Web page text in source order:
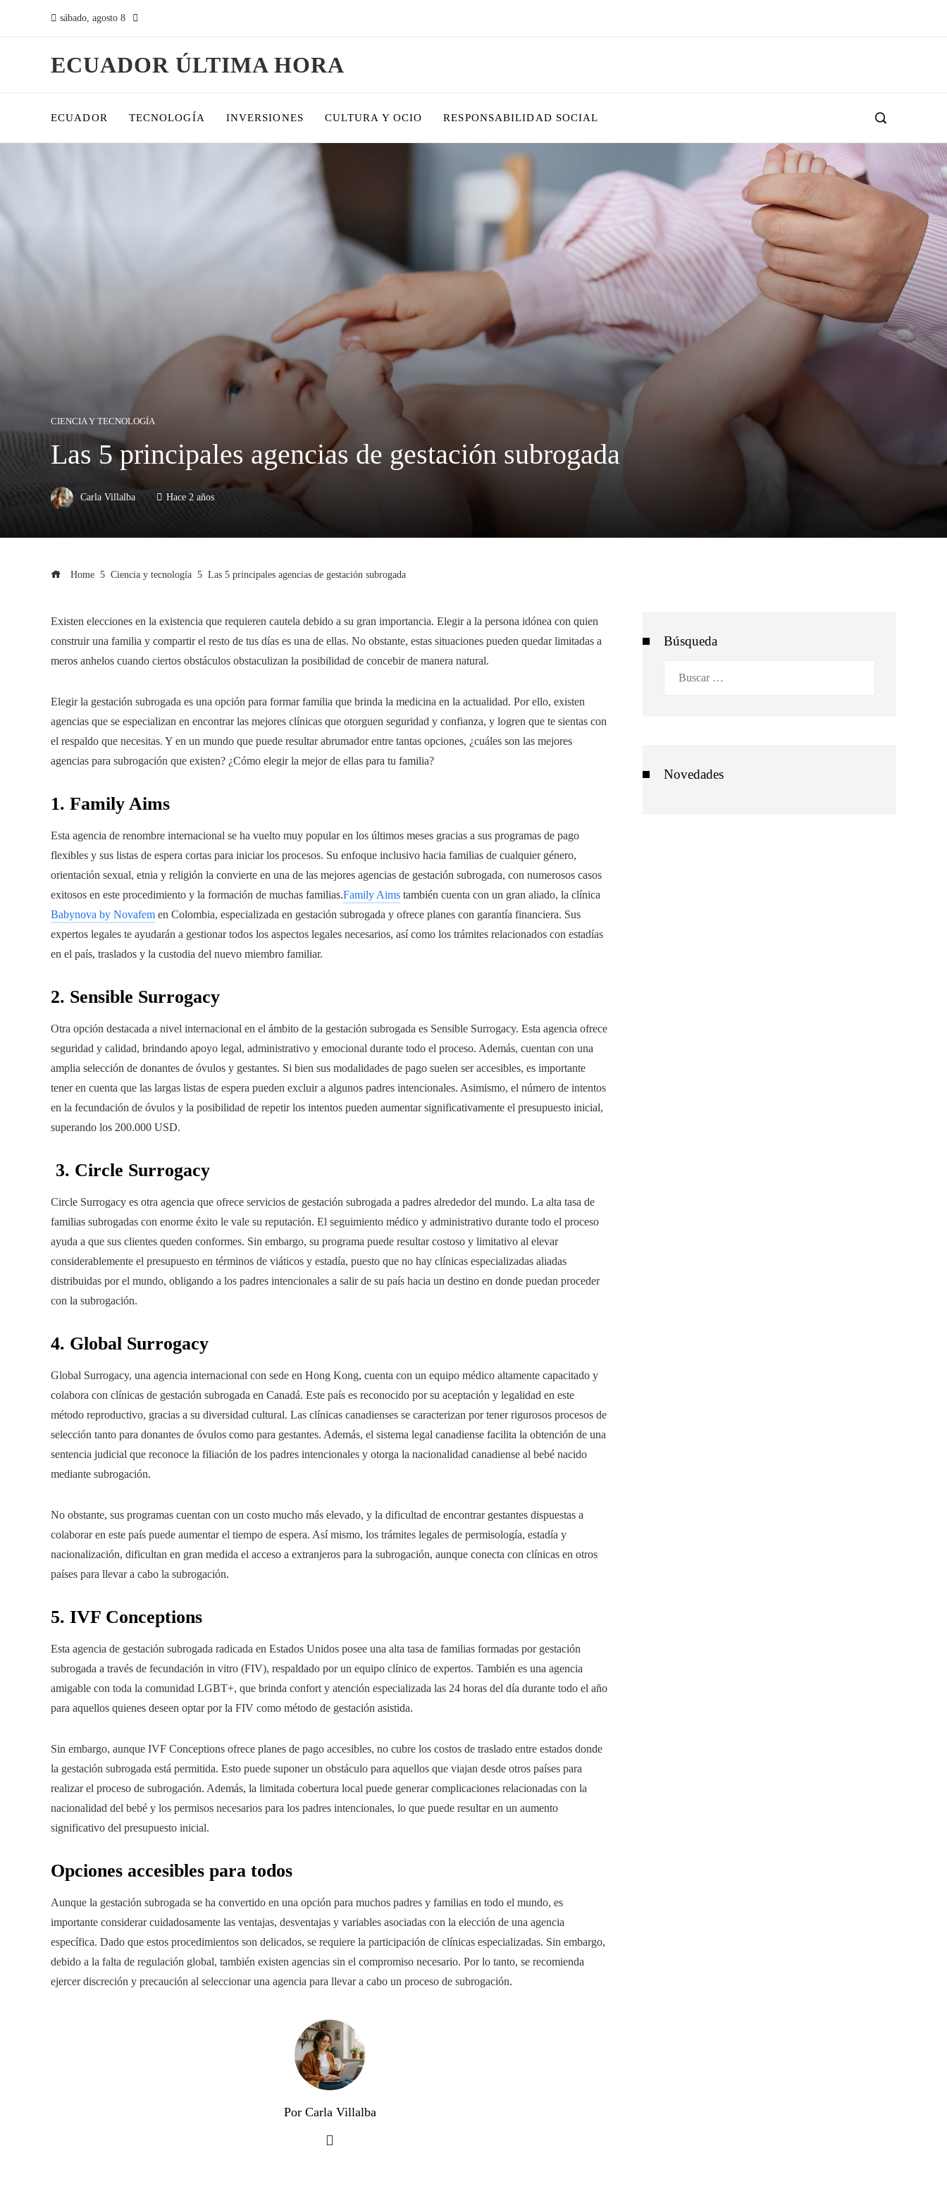
sábado, agosto 8
ECUADOR ÚLTIMA HORA
ECUADOR TECNOLOGÍA INVERSIONES CULTURA Y OCIO RESPONSABILIDAD SOCIAL
CIENCIA Y TECNOLOGÍA
Las 5 principales agencias de gestación subrogada
Carla Villalba Hace 2 años
Home Ciencia y tecnología Las 5 principales agencias de gestación subrogada
Existen elecciones en la existencia que requieren cautela debido a su gran importancia. Elegir a la persona idónea con quien
construir una familia y compartir el resto de tus días es una de ellas. No obstante, estas situaciones pueden quedar limitadas a
meros anhelos cuando ciertos obstáculos obstaculizan la posibilidad de concebir de manera natural.
Elegir la gestación subrogada es una opción para formar familia que brinda la medicina en la actualidad. Por ello, existen
agencias que se especializan en encontrar las mejores clínicas que otorguen seguridad y confianza, y logren que te sientas con
el respaldo que necesitas. Y en un mundo que puede resultar abrumador entre tantas opciones, ¿cuáles son las mejores
agencias para subrogación que existen? ¿Cómo elegir la mejor de ellas para tu familia?
1. Family Aims
Esta agencia de renombre internacional se ha vuelto muy popular en los últimos meses gracias a sus programas de pago
flexibles y sus listas de espera cortas para iniciar los procesos. Su enfoque inclusivo hacia familias de cualquier género,
orientación sexual, etnia y religión la convierte en una de las mejores agencias de gestación subrogada, con numerosos casos
exitosos en este procedimiento y la formación de muchas familias.Family Aims también cuenta con un gran aliado, la clínica
Babynova by Novafem en Colombia, especializada en gestación subrogada y ofrece planes con garantía financiera. Sus
expertos legales te ayudarán a gestionar todos los aspectos legales necesarios, así como los trámites relacionados con estadías
en el país, traslados y la custodia del nuevo miembro familiar.
2. Sensible Surrogacy
Otra opción destacada a nivel internacional en el ámbito de la gestación subrogada es Sensible Surrogacy. Esta agencia ofrece
seguridad y calidad, brindando apoyo legal, administrativo y emocional durante todo el proceso. Además, cuentan con una
amplia selección de donantes de óvulos y gestantes. Si bien sus modalidades de pago suelen ser accesibles, es importante
tener en cuenta que las largas listas de espera pueden excluir a algunos padres intencionales. Asimismo, el número de intentos
en la fecundación de óvulos y la posibilidad de repetir los intentos pueden aumentar significativamente el presupuesto inicial,
superando los 200.000 USD.
3. Circle Surrogacy
Circle Surrogacy es otra agencia que ofrece servicios de gestación subrogada a padres alrededor del mundo. La alta tasa de
familias subrogadas con enorme éxito le vale su reputación. El seguimiento médico y administrativo durante todo el proceso
ayuda a que sus clientes queden conformes. Sin embargo, su programa puede resultar costoso y limitativo al elevar
considerablemente el presupuesto en términos de viáticos y estadía, puesto que no hay clínicas especializadas aliadas
distribuidas por el mundo, obligando a los padres intencionales a salir de su país hacia un destino en donde puedan proceder
con la subrogación.
4. Global Surrogacy
Global Surrogacy, una agencia internacional con sede en Hong Kong, cuenta con un equipo médico altamente capacitado y
colabora con clínicas de gestación subrogada en Canadá. Este país es reconocido por su aceptación y legalidad en este
método reproductivo, gracias a su diversidad cultural. Las clínicas canadienses se caracterizan por tener rigurosos procesos de
selección tanto para donantes de óvulos como para gestantes. Además, el sistema legal canadiense facilita la obtención de una
sentencia judicial que reconoce la filiación de los padres intencionales y otorga la nacionalidad canadiense al bebé nacido
mediante subrogación.
No obstante, sus programas cuentan con un costo mucho más elevado, y la dificultad de encontrar gestantes dispuestas a
colaborar en este país puede aumentar el tiempo de espera. Así mismo, los trámites legales de permisología, estadía y
nacionalización, dificultan en gran medida el acceso a extranjeros para la subrogación, aunque conecta con clínicas en otros
países para llevar a cabo la subrogación.
5. IVF Conceptions
Esta agencia de gestación subrogada radicada en Estados Unidos posee una alta tasa de familias formadas por gestación
subrogada a través de fecundación in vitro (FIV), respaldado por un equipo clínico de expertos. También es una agencia
amigable con toda la comunidad LGBT+, que brinda confort y atención especializada las 24 horas del día durante todo el año
para aquellos quienes deseen optar por la FIV como método de gestación asistida.
Sin embargo, aunque IVF Conceptions ofrece planes de pago accesibles, no cubre los costos de traslado entre estados donde
la gestación subrogada está permitida. Esto puede suponer un obstáculo para aquellos que viajan desde otros países para
realizar el proceso de subrogación. Además, la limitada cobertura local puede generar complicaciones relacionadas con la
nacionalidad del bebé y los permisos necesarios para los padres intencionales, lo que puede resultar en un aumento
significativo del presupuesto inicial.
Opciones accesibles para todos
Aunque la gestación subrogada se ha convertido en una opción para muchos padres y familias en todo el mundo, es
importante considerar cuidadosamente las ventajas, desventajas y variables asociadas con la elección de una agencia
específica. Dado que estos procedimientos son delicados, se requiere la participación de clínicas especializadas. Sin embargo,
debido a la falta de regulación global, también existen agencias sin el compromiso necesario. Por lo tanto, se recomienda
ejercer discreción y precaución al seleccionar una agencia para llevar a cabo un proceso de subrogación.
Por Carla Villalba
Búsqueda
Novedades